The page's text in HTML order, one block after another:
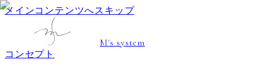
メインコンテンツへスキップ
M's system
コンセプト